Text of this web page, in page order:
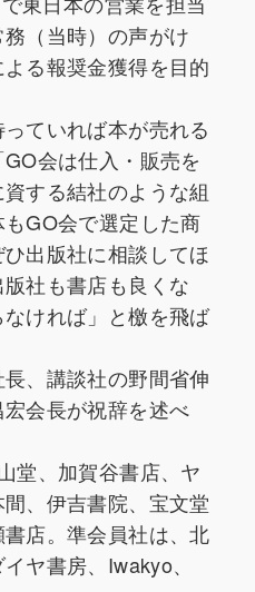
（当時）の声がけ
る報奨金獲得を目的
ていれば本が売れる
会は仕入・販売を
する結社のような組
GO会で選定した商
出版社に相談してほ
社も書店も良くな
ければ」と檄を飛ば
、講談社の野間省伸
会長が祝辞を述べ
堂、加賀谷書店、ヤ
、伊吉書院、宝文堂
店。準会員社は、北
ヤ書房、Iwakyo、